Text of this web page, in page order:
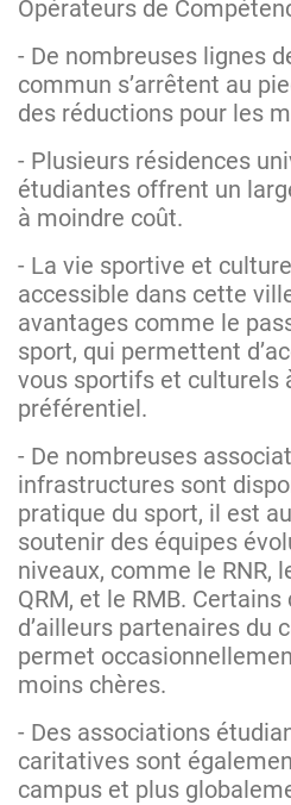
Opérateurs de
- De nombreuses lignes
commun s’arrêtent au
des réductions pour les
- Plusieurs résidences
étudiantes offrent un
à moindre coût.
- La vie sportive et
accessible dans cette
avantages comme le
sport, qui permettent
vous sportifs et culturels
préférentiel.
- De nombreuses
infrastructures sont
pratique du sport, il est
soutenir des équipes
niveaux, comme le RNR,
QRM, et le RMB.
d’ailleurs partenaires du
permet
moins chères.
- Des associations
caritatives sont
campus et plus